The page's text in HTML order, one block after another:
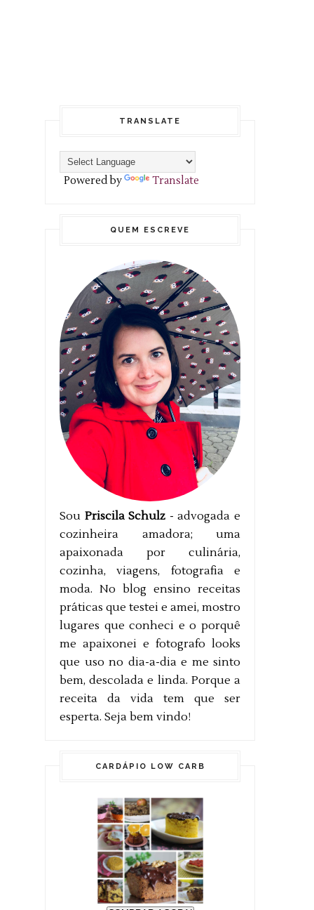
TRANSLATE
Powered by Translate
QUEM ESCREVE
Sou Priscila Schulz - advogada e
cozinheira amadora; uma
apaixonada por culinária,
cozinha, viagens, fotografia e
moda. No blog ensino receitas
práticas que testei e amei, mostro
lugares que conheci e o porquê
me apaixonei e fotografo looks
que uso no dia-a-dia e me sinto
bem, descolada e linda. Porque a
receita da vida tem que ser
esperta. Seja bem vindo!
CARDÁPIO LOW CARB